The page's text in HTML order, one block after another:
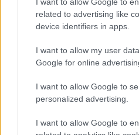
related to advertising like
device identifiers in apps.
I want to allow my user
Google for online
I want to allow Google to
personalized advertising.
I want to allow Google to
Ποιοι προκάλεσαν
στο ΟΑΚΑ; Νικητές
Ολυμπιακός
ισχυρότερες
- Σεισμικά σήματα και